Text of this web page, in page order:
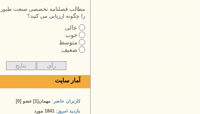
مطالب فصلنامه تخصصی صنعت طیور
را چگونه ارزیابی می کنید؟
عالی
خوب
متوسط
ضعیف
آمار سایت
کاربران حاضر:مهمان[1] عضو [0]
بازدید امروز:1841 مورد